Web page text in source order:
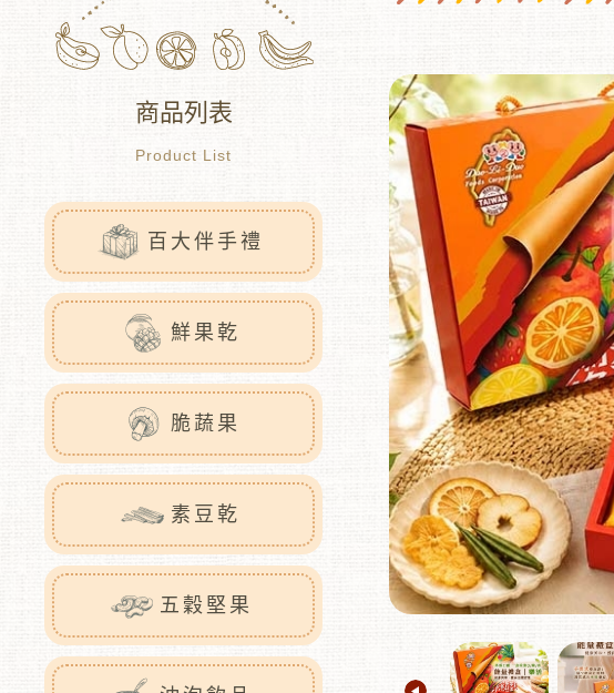
商品列表
Product List
百大伴手禮
鮮果乾
脆蔬果
素豆乾
五穀堅果